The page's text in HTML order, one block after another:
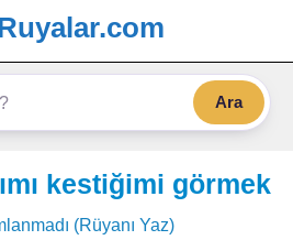
Ara
kestiğimi görmek
(Rüyanı Yaz)